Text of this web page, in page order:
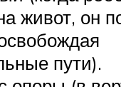
живот, он
пути).